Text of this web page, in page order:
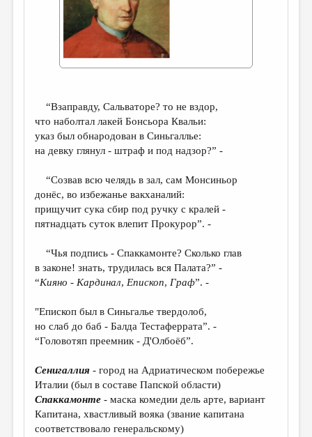
ОТДЕЛЫ И РУБРИКИ
ИЗБРАННОЕ
ПЕРЕВОДЫ
КОНКУРСЫ
ДЕТСКАЯ КОМНАТА
КНИЖНАЯ ПОЛКА
ОБЗОР ЛИТЕРАТУРЫ
СТРАНИЦЫ ПАМЯТИ
ОБЪЯВЛЕНИЯ
КОЛОНКА РЕДАКТОРА
ОТ РЕДАКЦИИ
МАЛАЯ ПРОЗА
ЭССЕИСТИКА
ЛИТЕРАТУРОВЕДЕНИЕ
КУЛЬТУРОВЕДЕНИЕ
“Взаправду, Сальваторе? то не вздор,
что наболтал лакей Бонсьора Квальи:
указ был обнародован в Синьгаллье:
на девку глянул - штраф и под надзор?” -
“Cозвав всю челядь в зал, сам Монсиньор
донёс, во избежанье вакханалий:
прищучит сука сбир под ручку с кралей -
пятнадцать суток влепит Прокурор”. -
“Чья подпись - Спаккамонте? Сколько глав
в законе! знать, трудилась вся Палата?” -
“Кияно - Кардинал, Eпископ, Граф”. -
"Епископ был в Синьгалье твердолоб,
но слаб до баб - Балда Тестаферрата”. -
“Головотяп преемник - Д'Олбоёб”.
Сенигаллия - город на Адриатическом побережье
Италии (был в составе Папской области)
Спаккамонте - маска комедии дель арте, вариант
Капитана, хвастливый вояка (звание капитана
соответствовало генеральскому)